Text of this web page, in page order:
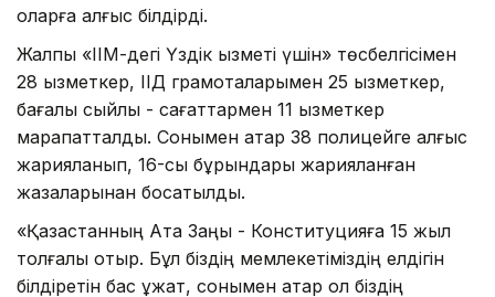
оларға алғыс білдірді.
Жалпы «ІІМ-дегі Үздік қызметі үшін» төсбелгісімен
28 қызметкер, ІІД грамоталарымен 25 қызметкер,
бағалы сыйлық - сағаттармен 11 қызметкер
марапатталды. Сонымен қатар 38 полицейге алғыс
жарияланып, 16-сы бұрындары жарияланған
жазаларынан босатылды.
«Қазақстанның Ата Заңы - Конституцияға 15 жыл
толғалы отыр. Бұл біздің мемлекетіміздің елдігін
білдіретін бас құжат, сонымен қатар ол біздің